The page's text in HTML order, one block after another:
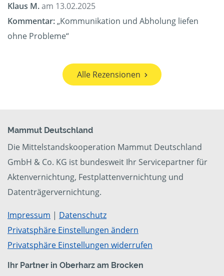
Klaus M.am 13.02.2025
Kommentar:„Kommunikation und Abholung liefen
ohne Probleme“
Alle Rezensionen
Mammut Deutschland
Die Mittelstandskooperation Mammut Deutschland
GmbH & Co. KG ist bundesweit Ihr Servicepartner für
Aktenvernichtung, Festplattenvernichtung und
Datenträgervernichtung.
Impressum | Datenschutz
Privatsphäre Einstellungen ändern
Privatsphäre Einstellungen widerrufen
Ihr Partner in Oberharz am Brocken